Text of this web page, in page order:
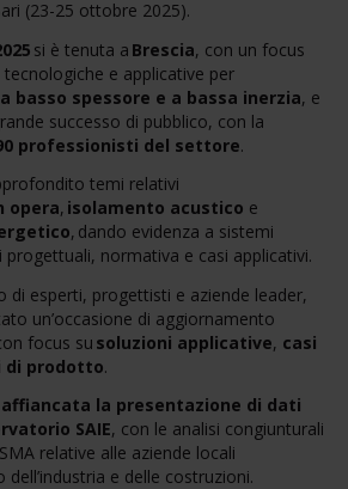
(23-25 ottobre 2025).
si è tenuta a Brescia, con un focus
e applicative per
basso spessore e a bassa inerzia, e
successo di pubblico, con la
professionisti del settore.
temi relativi
opera, isolamento acustico e
, dando evidenza a sistemi
normativa e casi applicativi.
di esperti, progettisti e aziende leader,
un’occasione di aggiornamento
focus su soluzioni applicative, casi
di prodotto.
la presentazione di dati
SAIE, con le analisi congiunturali
relative alle aziende locali
e delle costruzioni.